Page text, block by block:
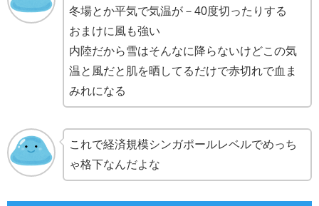
冬場とか平気で気温が－40度切ったりする
おまけに風も強い
内陸だから雪はそんなに降らないけどこの気
温と風だと肌を晒してるだけで赤切れで血ま
みれになる
これで経済規模シンガポールレベルでめっち
ゃ格下なんだよな